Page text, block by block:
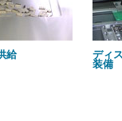
給
ディ
装備